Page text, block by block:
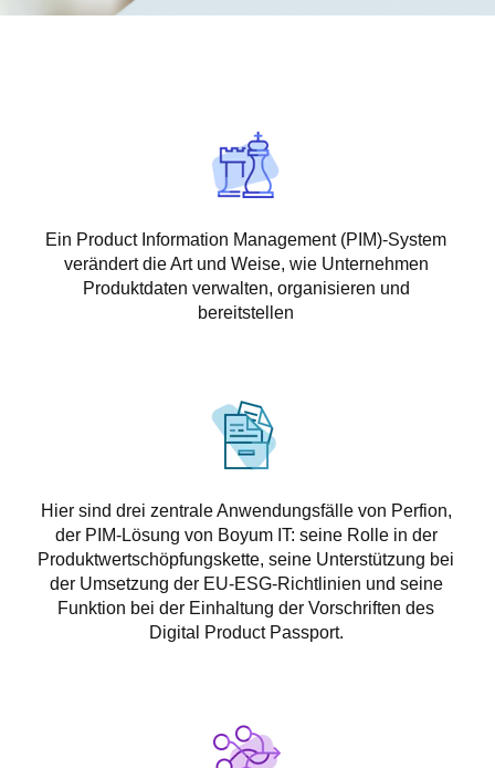
Ein Product Information Management (PIM)-System
verändert die Art und Weise, wie Unternehmen
Produktdaten verwalten, organisieren und
bereitstellen
Hier sind drei zentrale Anwendungsfälle von Perfion,
der PIM-Lösung von Boyum IT: seine Rolle in der
Produktwertschöpfungskette, seine Unterstützung bei
der Umsetzung der EU-ESG-Richtlinien und seine
Funktion bei der Einhaltung der Vorschriften des
Digital Product Passport.